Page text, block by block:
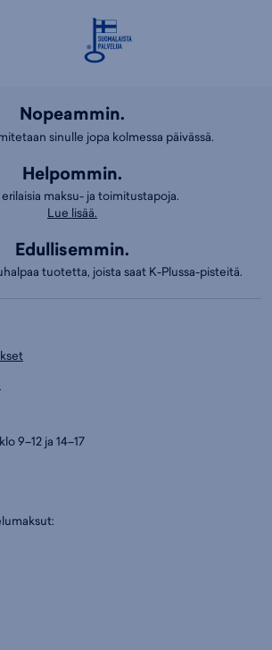
Nopeammin.
sinulle jopa kolmessa päivässä.
Helpommin.
erilaisia maksu- ja toimitustapoja.
Lue lisää.
Edullisemmin.
tuotetta, joista saat K-Plussa-pisteitä.
9–12 ja 14–17